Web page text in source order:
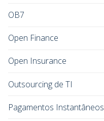
OB7
Open Finance
Open Insurance
Outsourcing de TI
Pagamentos Instantâneos